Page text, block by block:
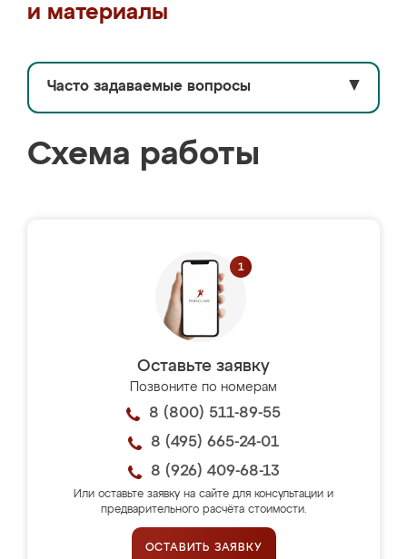
и материалы
Часто задаваемые вопросы ▼
Схема работы
Оставьте заявку
Позвоните по номерам
8 (800) 511-89-55
8 (495) 665-24-01
8 (926) 409-68-13
Или оставьте заявку на сайте для консультации и
предварительного расчёта стоимости.
ОСТАВИТЬ ЗАЯВКУ